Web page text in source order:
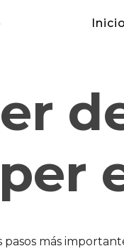
Inicio
más